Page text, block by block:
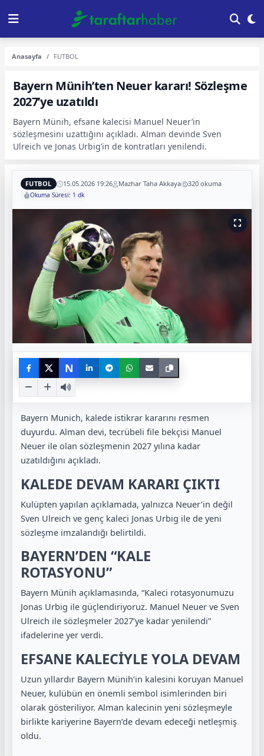
Anasayfa FUTBOL
Bayern Münih’ten Neuer kararı! Sözleşme
2027’ye uzatıldı
Bayern Münih, efsane kalecisi Manuel Neuer’in
sözleşmesini uzattığını açıkladı. Alman devinde Sven
Ulreich ve Jonas Urbig’in de kontratları yenilendi.
FUTBOL 15.05.2026 19:26 Mazhar Taha Akkaya 320 okuma
Okuma Süresi: 1 dk
N
Bayern Munich, kalede istikrar kararını resmen
duyurdu. Alman devi, tecrübeli file bekçisi Manuel
Neuer ile olan sözleşmenin 2027 yılına kadar
uzatıldığını açıkladı.
KALEDE DEVAM KARARI ÇIKTI
Kulüpten yapılan açıklamada, yalnızca Neuer’in değil
Sven Ulreich ve genç kaleci Jonas Urbig ile de yeni
sözleşme imzalandığı belirtildi.
BAYERN’DEN “KALE
ROTASYONU”
Bayern Münih açıklamasında, “Kaleci rotasyonumuzu
Jonas Urbig ile güçlendiriyoruz. Manuel Neuer ve Sven
Ulreich ile sözleşmeler 2027’ye kadar yenilendi”
ifadelerine yer verdi.
EFSANE KALECİYLE YOLA DEVAM
Uzun yıllardır Bayern Münih’in kalesini koruyan Manuel
Neuer, kulübün en önemli sembol isimlerinden biri
olarak gösteriliyor. Alman kalecinin yeni sözleşmeyle
birlikte kariyerine Bayern’de devam edeceği netleşmiş
oldu.